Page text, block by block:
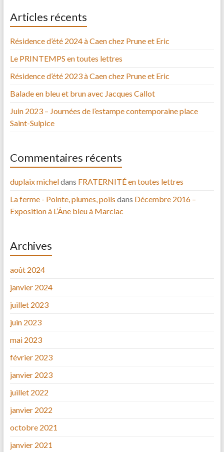
Articles récents
Résidence d’été 2024 à Caen chez Prune et Eric
Le PRINTEMPS en toutes lettres
Résidence d’été 2023 à Caen chez Prune et Eric
Balade en bleu et brun avec Jacques Callot
Juin 2023 – Journées de l’estampe contemporaine place
Saint-Sulpice
Commentaires récents
duplaix micheldans FRATERNITÉ en toutes lettres
La ferme - Pointe, plumes, poils dans Décembre 2016 –
Exposition à L’Âne bleu à Marciac
Archives
août 2024
janvier 2024
juillet 2023
juin 2023
mai 2023
février 2023
janvier 2023
juillet 2022
janvier 2022
octobre 2021
janvier 2021